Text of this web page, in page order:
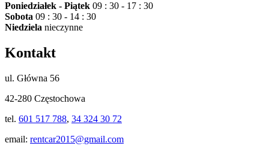
Poniedziałek - Piątek 09 : 30 - 17 : 30
Sobota 09 : 30 - 14 : 30
Niedziela nieczynne
Kontakt
ul. Główna 56
42-280 Częstochowa
tel. 601 517 788, 34 324 30 72
email: rentcar2015@gmail.com